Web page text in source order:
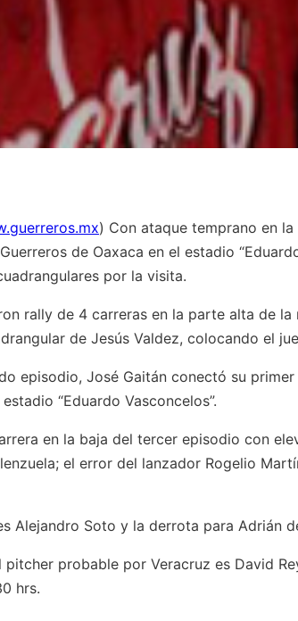
) Con ataque temprano en
de Oaxaca en el estadio
por la visita.
rally de 4 carreras en la parte alta de
de Jesús Valdez, colocando el
episodio, José Gaitán conectó su
“Eduardo Vasconcelos”.
en la baja del tercer episodio con
el error del lanzador Rogelio
Alejandro Soto y la derrota para Adrián
pitcher probable por Veracruz es David
hrs.